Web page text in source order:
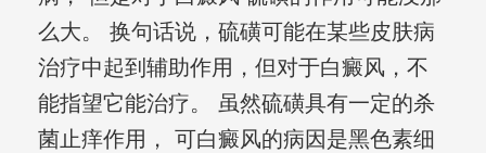
么大。 换句话说，硫磺可能在某些皮肤病
治疗中起到辅助作用，但对于白癜风，不
能指望它能治疗。 虽然硫磺具有一定的杀
菌止痒作用， 可白癜风的病因是黑色素细